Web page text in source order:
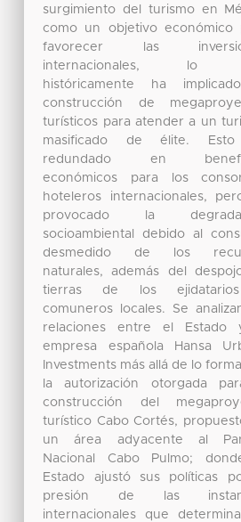
surgimiento del turismo en
como un objetivo económico
favorecer las
internacionales, lo
históricamente ha
construcción de
turísticos para atender a un
masificado de élite.
redundado en
económicos para los
hoteleros internacionales,
provocado la
socioambiental debido al
desmedido de los
naturales, además del
tierras de los
comuneros locales. Se
relaciones entre el Estado
empresa española Hansa
Investments más allá de lo
la autorización otorgada
construcción del
turístico Cabo Cortés,
un área adyacente al
Nacional Cabo Pulmo;
Estado ajustó sus políticas
presión de las
internacionales que